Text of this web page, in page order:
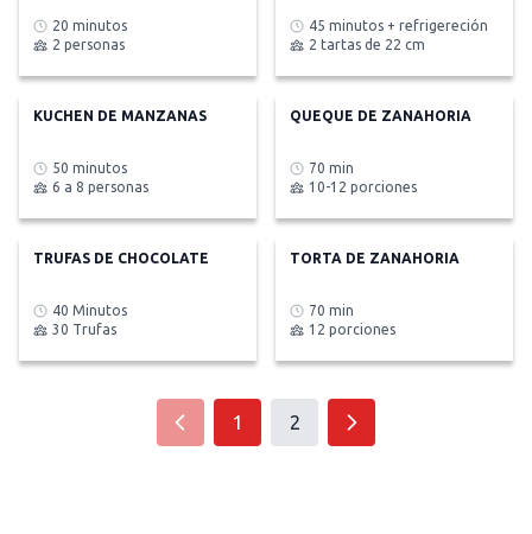
20 minutos
2 personas
45 minutos + refrigereción
2 tartas de 22 cm
KUCHEN DE MANZANAS
50 minutos
6 a 8 personas
QUEQUE DE ZANAHORIA
70 min
10-12 porciones
TRUFAS DE CHOCOLATE
40 Minutos
30 Trufas
TORTA DE ZANAHORIA
70 min
12 porciones
1 2